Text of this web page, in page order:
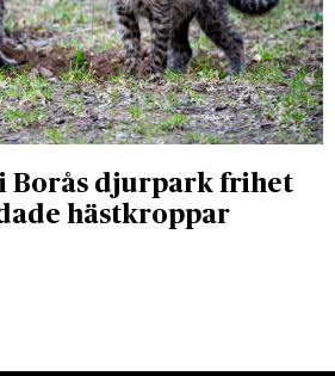
Borås djurpark frihet
hästkroppar